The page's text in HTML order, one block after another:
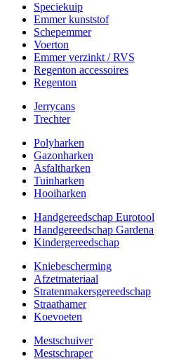
Speciekuip
Emmer kunststof
Schepemmer
Voerton
Emmer verzinkt / RVS
Regenton accessoires
Regenton
Jerrycans
Trechter
Polyharken
Gazonharken
Asfaltharken
Tuinharken
Hooiharken
Handgereedschap Eurotool
Handgereedschap Gardena
Kindergereedschap
Kniebescherming
Afzetmateriaal
Stratenmakersgereedschap
Straathamer
Koevoeten
Mestschuiver
Mestschraper